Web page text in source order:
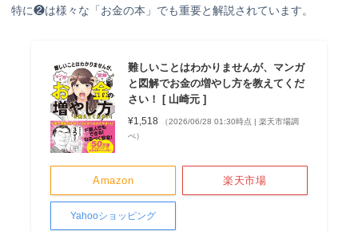
特に❷は様々な「お金の本」でも重要と解説されています。
難しいことはわかりませんが、マンガ
と図解でお金の増やし方を教えてくだ
さい！ [ 山崎元 ]
¥1,518
（2026/06/28 01:30時点 | 楽天市場調
べ）
Amazon 楽天市場
Yahooショッピング